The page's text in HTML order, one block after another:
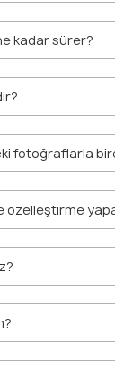
kadar sürer?
fotoğraflarla
özelleştirme